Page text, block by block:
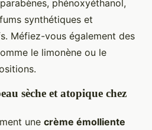
phénoxyéthanol,
synthétiques et
Méfiez-vous également des
le limonène ou le
sèche et atopique chez
une crème émolliente